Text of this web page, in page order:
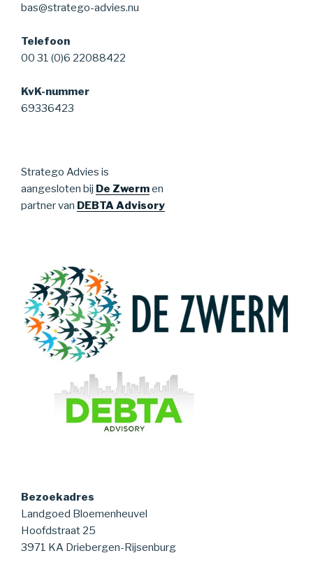
bas@stratego-advies.nu
Telefoon
00 31 (0)6 22088422
KvK-nummer
69336423
Stratego Advies is
aangesloten bij De Zwermen
partner van DEBTA Advisory
Bezoekadres
Landgoed Bloemenheuvel
Hoofdstraat 25
3971 KA Driebergen-Rijsenburg